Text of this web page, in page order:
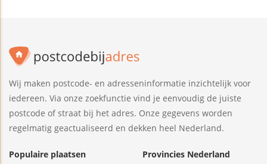
Wij maken postcode- en adresseninformatie inzichtelijk voor
iedereen. Via onze zoekfunctie vind je eenvoudig de juiste
postcode of straat bij het adres. Onze gegevens worden
regelmatig geactualiseerd en dekken heel Nederland.
Populaire plaatsen
Provincies Nederland